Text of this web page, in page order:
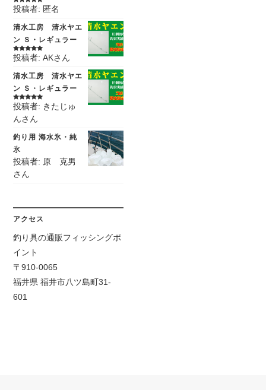
5段階中5の
評価
投稿者: 匿名
清水工房 清水ヤエ
ン Ｓ・レギュラー
5段階中5の
評価
投稿者: AKさん
清水工房 清水ヤエ
ン Ｓ・レギュラー
5段階中5の
評価
投稿者: きたじゅ
んさん
釣り用 海水氷・純
氷
投稿者: 原 克男
さん
アクセス
釣り具の通販フィッシングポ
イント
〒910-0065
福井県 福井市八ツ島町31-
601